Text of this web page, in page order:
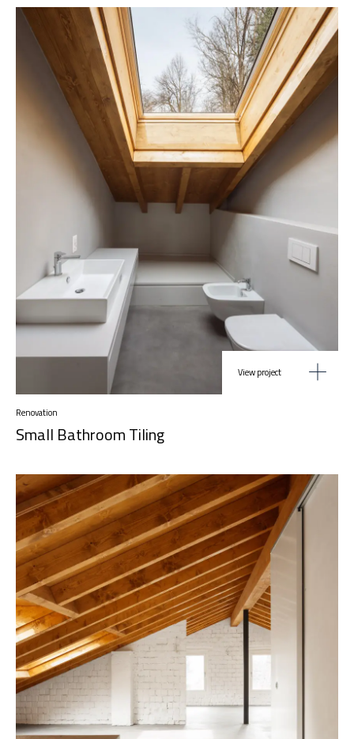
View project
Renovation
Small Bathroom Tiling